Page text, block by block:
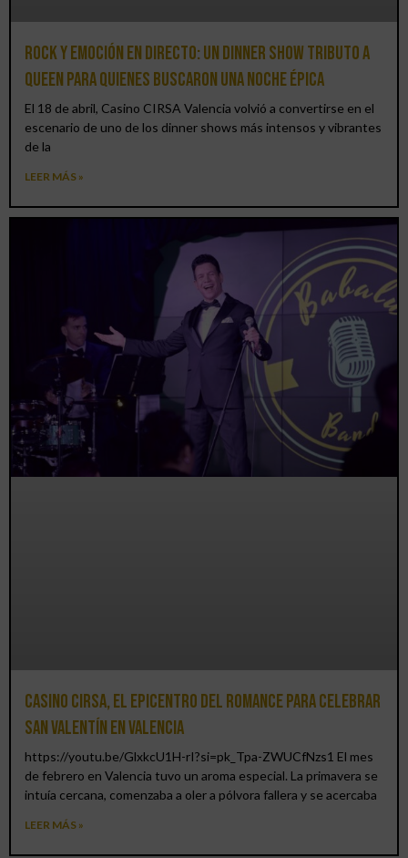
Rock y emoción en directo: un Dinner Show Tributo a
Queen para quienes buscaron una noche épica
El 18 de abril, Casino CIRSA Valencia volvió a convertirse en el
escenario de uno de los dinner shows más intensos y vibrantes
de la
LEER MÁS »
Casino CIRSA, el epicentro del romance para celebrar
San Valentín en Valencia
https://youtu.be/GlxkcU1H-rI?si=pk_Tpa-ZWUCfNzs1 El mes
de febrero en Valencia tuvo un aroma especial. La primavera se
intuía cercana, comenzaba a oler a pólvora fallera y se acercaba
LEER MÁS »